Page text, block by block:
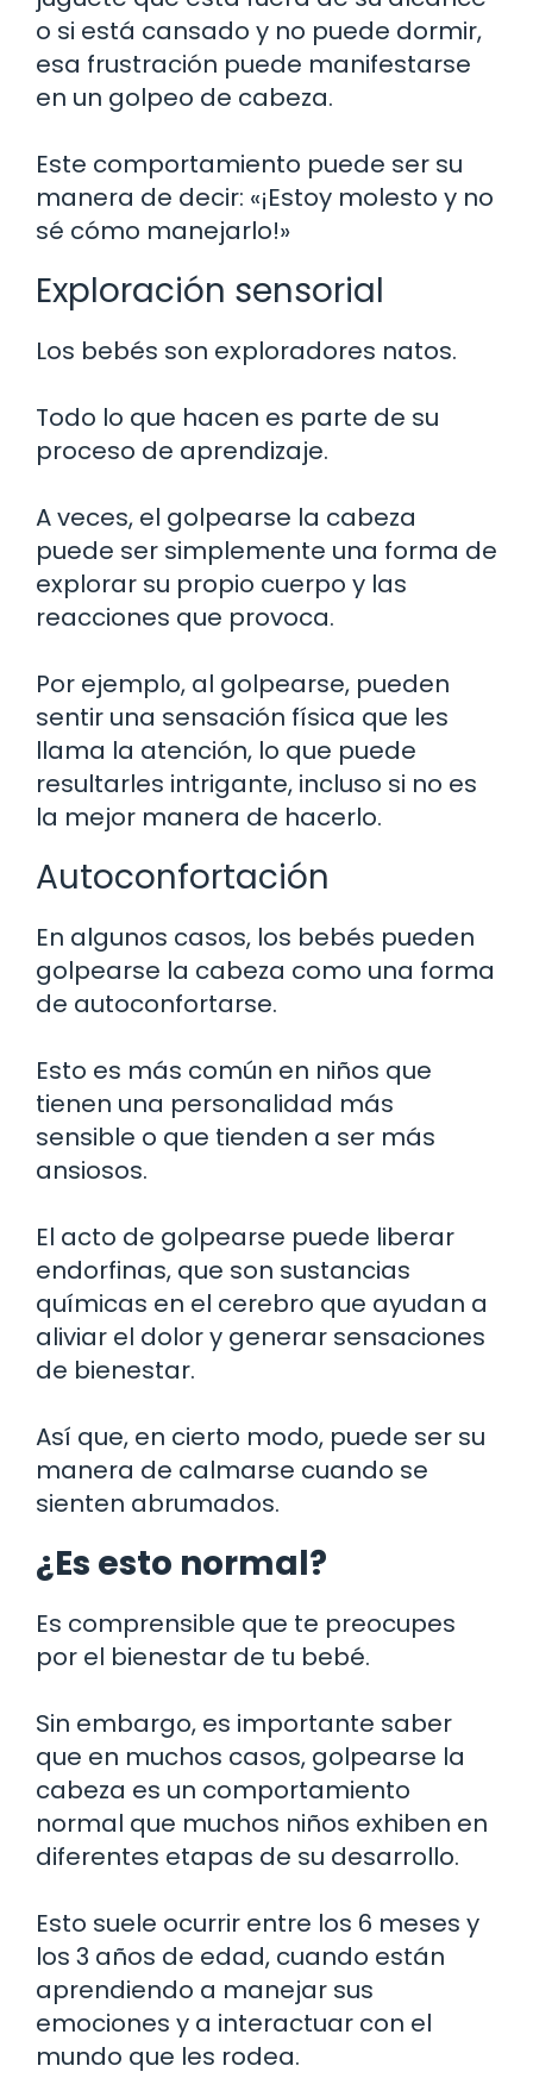
o si está cansado y no puede dormir,
esa frustración puede manifestarse
en un golpeo de cabeza.
Este comportamiento puede ser su
manera de decir: «¡Estoy molesto y no
sé cómo manejarlo!»
Exploración sensorial
Los bebés son exploradores natos.
Todo lo que hacen es parte de su
proceso de aprendizaje.
A veces, el golpearse la cabeza
puede ser simplemente una forma de
explorar su propio cuerpo y las
reacciones que provoca.
Por ejemplo, al golpearse, pueden
sentir una sensación física que les
llama la atención, lo que puede
resultarles intrigante, incluso si no es
la mejor manera de hacerlo.
Autoconfortación
En algunos casos, los bebés pueden
golpearse la cabeza como una forma
de autoconfortarse.
Esto es más común en niños que
tienen una personalidad más
sensible o que tienden a ser más
ansiosos.
El acto de golpearse puede liberar
endorfinas, que son sustancias
químicas en el cerebro que ayudan a
aliviar el dolor y generar sensaciones
de bienestar.
Así que, en cierto modo, puede ser su
manera de calmarse cuando se
sienten abrumados.
¿Es esto normal?
Es comprensible que te preocupes
por el bienestar de tu bebé.
Sin embargo, es importante saber
que en muchos casos, golpearse la
cabeza es un comportamiento
normal que muchos niños exhiben en
diferentes etapas de su desarrollo.
Esto suele ocurrir entre los 6 meses y
los 3 años de edad, cuando están
aprendiendo a manejar sus
emociones y a interactuar con el
mundo que les rodea.